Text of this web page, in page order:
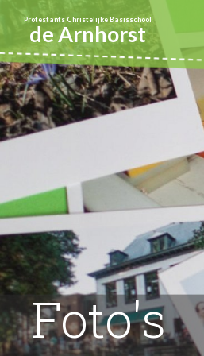
Foto's
Protestants Christelijke Basisschool
de Arnhorst